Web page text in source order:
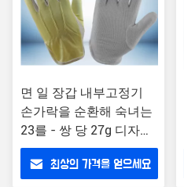
면 일 장갑 내부고정기
손가락을 순환해 숙녀는
23를 - 쌍 당 27g 디자인
합니다
최상의 가격을 얻으세요